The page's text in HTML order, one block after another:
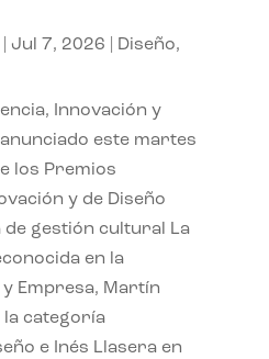
Jul 7, 2026 Diseño,
Innovación y
este martes
los Premios
y de Diseño
de gestión cultural La
en la
Empresa, Martín
la categoría
e Inés Llasera en